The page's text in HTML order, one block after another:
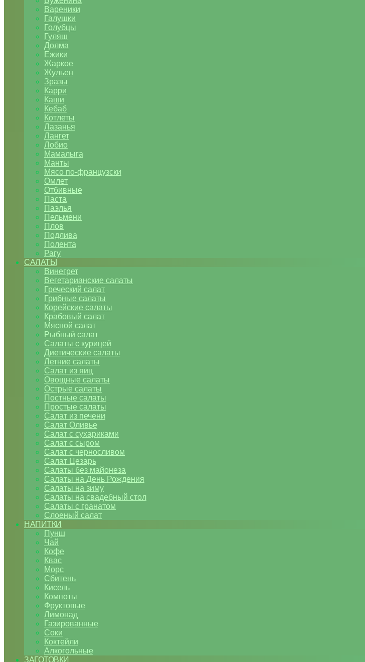
Вареники
Галушки
Голубцы
Гуляш
Долма
Ежики
Жаркое
Жульен
Зразы
Карри
Каши
Кебаб
Котлеты
Лазанья
Лангет
Лобио
Мамалыга
Манты
Мясо по-французски
Омлет
Отбивные
Паста
Паэлья
Пельмени
Плов
Подлива
Полента
Рагу
САЛАТЫ
Винегрет
Вегетарианские салаты
Греческий салат
Грибные салаты
Корейские салаты
Крабовый салат
Мясной салат
Рыбный салат
Салаты с курицей
Диетические салаты
Летние салаты
Салат из яиц
Овощные салаты
Острые салаты
Постные салаты
Простые салаты
Салат из печени
Салат Оливье
Салат с сухариками
Салат с сыром
Салат с черносливом
Салат Цезарь
Салаты без майонеза
Салаты на День Рождения
Салаты на зиму
Салаты на свадебный стол
Салаты с гранатом
Слоеный салат
НАПИТКИ
Пунш
Чай
Кофе
Квас
Морс
Сбитень
Кисель
Компоты
Фруктовые
Лимонад
Газированные
Соки
Коктейли
Алкогольные
ЗАГОТОВКИ